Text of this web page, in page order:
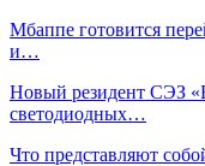
Мбаппе готовится
и…
Новый резидент СЭЗ
светодиодных…
Что представляют